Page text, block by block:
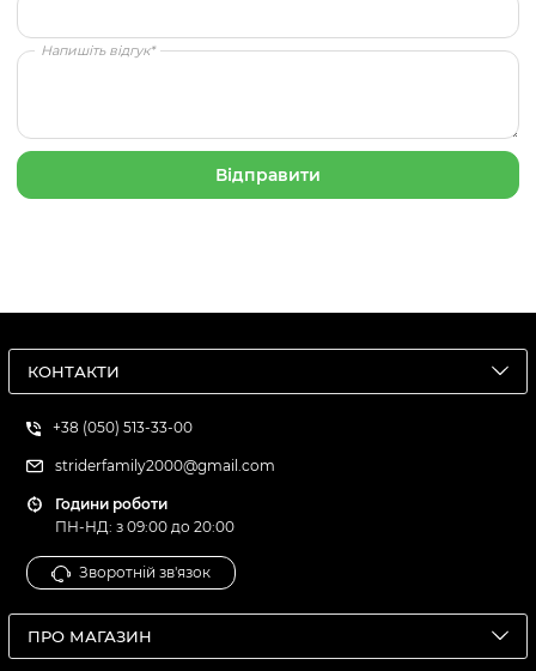
Напишіть відгук*
КОНТАКТИ
+38 (050) 513-33-00
striderfamily2000@gmail.com
Години роботи
ПН-НД: з 09:00 до 20:00
Зворотній зв'язок
ПРО МАГАЗИН